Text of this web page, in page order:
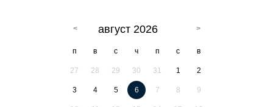
август 2026
п в с ч п с в
27 28 29 30 31 1 2
3 4 5 6 7 8 9